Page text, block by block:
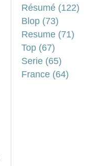
Résumé (122)
Blop (73)
Resume (71)
Top (67)
Serie (65)
France (64)